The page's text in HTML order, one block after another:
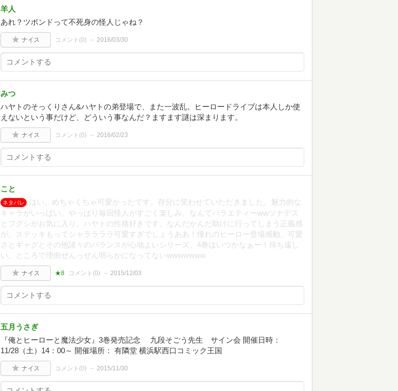
羊人
あれ？ツボンドって不死身の怪人じゃね？
ナイス コメント(0) 2016/03/30
みつ
ハヤトのそっくりさん&ハヤトの弟登場で、また一波乱。ヒーロードライブは本人しか使
えないという事だけど、どういう事なんだ？ますます謎は深まります。
ナイス コメント(0) 2016/02/23
こと
ネタバレ
はい。めちゃくちゃ可愛かったです。存分に笑わせていただきました。魅力的な
キャラがいっぱい。やっぱり毎回怪人がすごく楽しみ。なんてバラエティーwwツナデス
とフグシがお気に入り。ハヤトの性格好きです。なんだかんだ助けに行ってしまう正義感
が。ステッキもってシャララララ可愛すぎでしょうああ！憧れのヒーロー登場感動。可愛
さとギャグとその他諸々のバランスが心地よいシリーズ。4巻はいつかなぁー！待ち遠し
い。ところで理由ぜんっぜん明らかになってないwwwwwww
ナイス ★8 コメント(0) 2015/12/03
五月うさぎ
『俺とヒーローと魔法少女』3巻発売記念 九段そごう先生 サイン会 開催日時：
11/28（土）14：00～ 開催場所： 有隣堂 横浜駅西口コミック王国
ナイス コメント(0) 2015/11/30